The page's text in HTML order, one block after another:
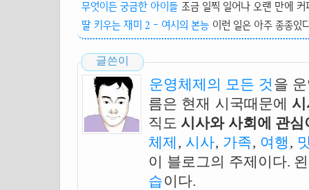
무엇이든 궁금한 아이들 조금 일찍 일어나 오랜 만에
딸 키우는 재미 2 - 여시의 본능 이런 일은 아주 종종있
글쓴이
운영체제의 모든 것 을
름은 현재 시국때문에
직도 시사와 사회에 관
체제 , 시사, 가족, 여행 ,
이 블로그의 주제이다.
습이다.